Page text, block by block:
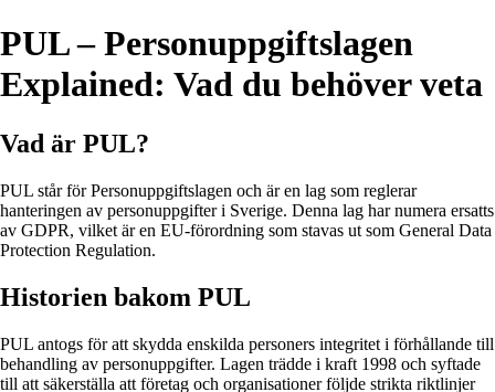
PUL – Personuppgiftslagen
Explained: Vad du behöver veta
Vad är PUL?
PUL står för Personuppgiftslagen och är en lag som reglerar
hanteringen av personuppgifter i Sverige. Denna lag har numera ersatts
av GDPR, vilket är en EU-förordning som stavas ut som General Data
Protection Regulation.
Historien bakom PUL
PUL antogs för att skydda enskilda personers integritet i förhållande till
behandling av personuppgifter. Lagen trädde i kraft 1998 och syftade
till att säkerställa att företag och organisationer följde strikta riktlinjer